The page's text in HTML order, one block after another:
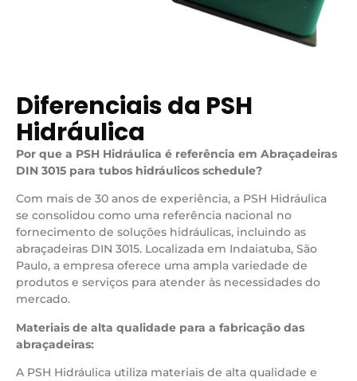
Diferenciais da PSH
Hidráulica
Por que a PSH Hidráulica é referência em Abraçadeiras
DIN 3015 para tubos hidráulicos schedule?
Com mais de 30 anos de experiência, a PSH Hidráulica
se consolidou como uma referência nacional no
fornecimento de soluções hidráulicas, incluindo as
abraçadeiras DIN 3015. Localizada em Indaiatuba, São
Paulo, a empresa oferece uma ampla variedade de
produtos e serviços para atender às necessidades do
mercado.
Materiais de alta qualidade para a fabricação das
abraçadeiras:
A PSH Hidráulica utiliza materiais de alta qualidade e